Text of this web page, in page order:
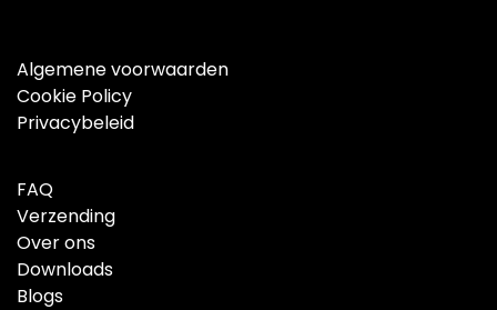
Algemene voorwaarden
Cookie Policy
Privacybeleid
FAQ
Verzending
Over ons
Downloads
Blogs